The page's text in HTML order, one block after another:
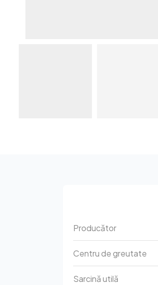
Producător
Centru de greutate
Sarcină utilă